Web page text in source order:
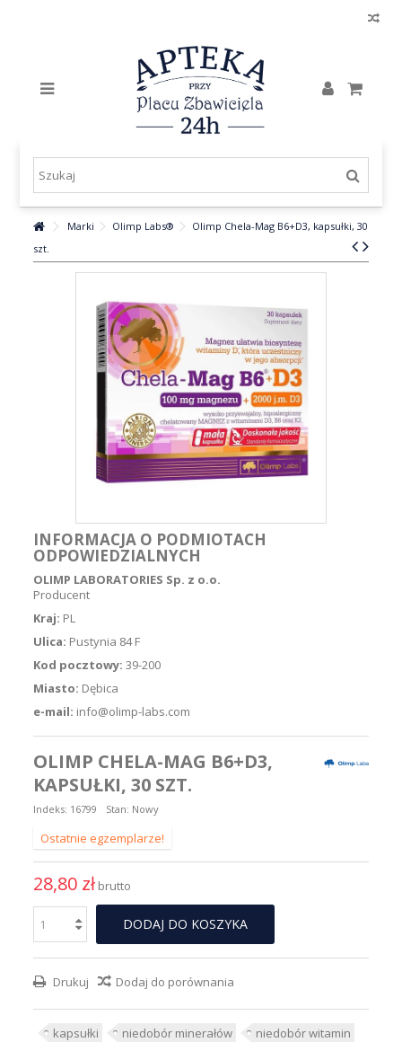
Marki Olimp Labs®
Olimp Chela-Mag B6+D3, kapsułki, 30
szt.
INFORMACJA O PODMIOTACH
ODPOWIEDZIALNYCH
OLIMP LABORATORIES Sp. z o.o.
Producent
Kraj: PL
Ulica: Pustynia 84 F
Kod pocztowy: 39-200
Miasto: Dębica
e-mail: info@olimp-labs.com
OLIMP CHELA-MAG B6+D3,
KAPSUŁKI, 30 SZT.
Indeks: 16799 Stan: Nowy
Ostatnie egzemplarze!
28,80 zł brutto
DODAJ DO KOSZYKA
Drukuj Dodaj do porównania
kapsułki niedobór minerałów niedobór witamin